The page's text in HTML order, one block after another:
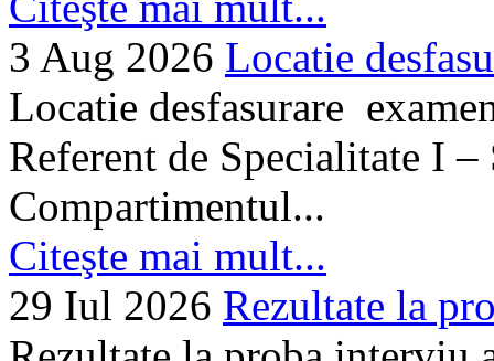
3 Aug 2026 Locatie
Locatie desfasurare
Referent de Specialitate I
Compartimentul...
Citeşte mai mult...
29 Iul 2026 Rezultate la